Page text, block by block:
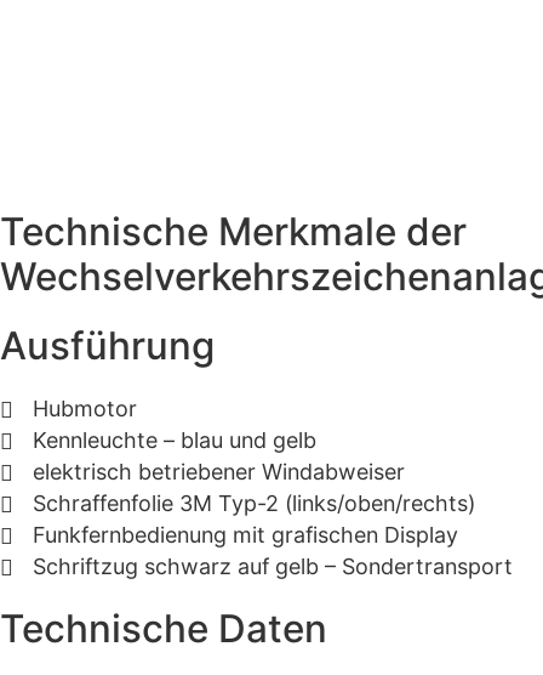
Technische Merkmale der
Ausführung
Hubmotor
Kennleuchte – blau und gelb
elektrisch betriebener Windabweiser
Schraffenfolie 3M Typ-2 (links/oben/rechts)
Funkfernbedienung mit grafischen Display
Schriftzug schwarz auf gelb – Sondertransport
Technische Daten